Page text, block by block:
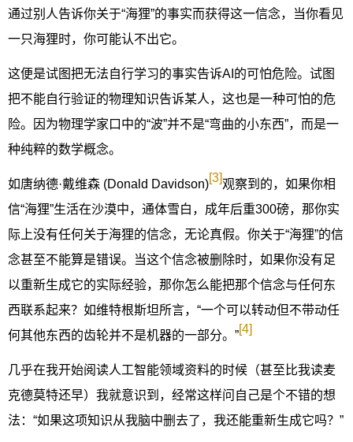
通过别人告诉你关于“海狸”的事实而获得这一信念，当你看见
一只海狸时，你可能认不出它。
这便是试图把无法自行学习的事实告诉AI的可怕危险。试图
把不能自行验证的物理知识告诉某人，这也是一种可怕的危
险。因为物理学家口中的“波”并不是“弯曲的小东西”，而是一
种纯粹的数学概念。
如唐纳德·戴维森 (Donald Davidson)[3]观察到的，如果你相
信“海狸”生活在沙漠中，通体雪白，成年后重300磅，那你实
际上没有任何关于海狸的信念，无论真假。你关于“海狸”的信
念甚至不能算是错误。当这个信念被删除时，如果你没有足
以重新生成它的实际经验，那你怎么能把那个信念与任何东
西联系起来？如维特根斯坦所言，“一个可以转动但不带动任
何其他东西的齿轮并不是机器的一部分。”[4]
几乎在我开始阅读人工智能领域资料的时候（甚至比我读麦
克德莫特还早）我就意识到，经常这样问自己是个不错的想
法：“如果这项知识从我脑中删去了，我还能重新生成它吗？”